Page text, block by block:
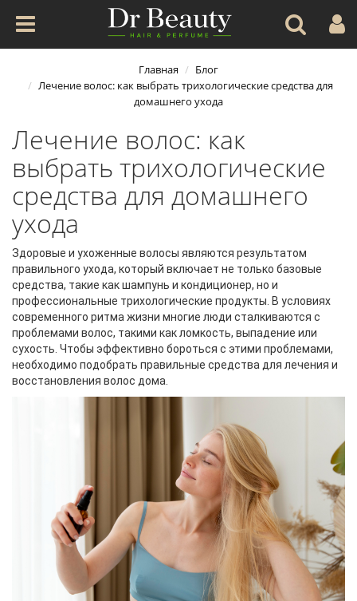
Главная
Блог
Лечение волос: как выбрать трихологические средства для
домашнего ухода
Лечение волос: как
выбрать трихологические
средства для домашнего
ухода
Здоровые и ухоженные волосы являются результатом
правильного ухода, который включает не только базовые
средства, такие как шампунь и кондиционер, но и
профессиональные трихологические продукты. В условиях
современного ритма жизни многие люди сталкиваются с
проблемами волос, такими как ломкость, выпадение или
сухость. Чтобы эффективно бороться с этими проблемами,
необходимо подобрать правильные средства для лечения и
восстановления волос дома.